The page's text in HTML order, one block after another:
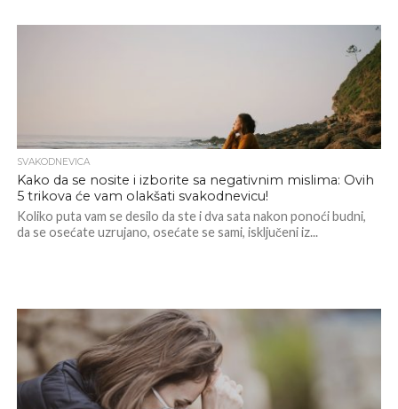
SVAKODNEVICA
Kako da se nosite i izborite sa negativnim mislima: Ovih
5 trikova će vam olakšati svakodnevicu!
Koliko puta vam se desilo da ste i dva sata nakon ponoći budni,
da se osećate uzrujano, osećate se sami, isključeni iz...